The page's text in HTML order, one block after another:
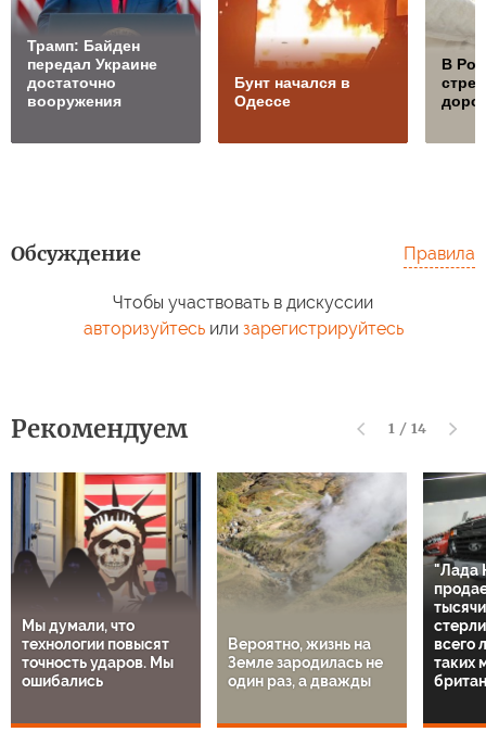
Трамп: Байден
передал Украине
достаточно
вооружения
Бунт начался в
Одессе
В
Обсуждение Правила
Чтобы участвовать в дискуссии
авторизуйтесьили зарегистрируйтесь
Рекомендуем 1 / 14
Мы думали, что
технологии повысят
точность ударов. Мы
ошибались
Вероятно, жизнь на
Земле зародилась не
один раз, а дважды
"Лада
всего
таких